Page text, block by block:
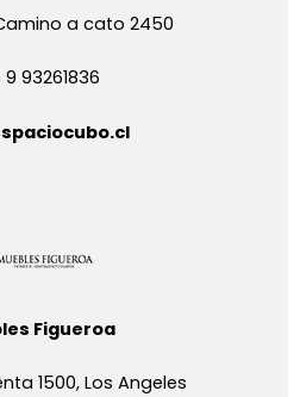
a cato 2450
93261836
Figueroa
1500, Los Angeles